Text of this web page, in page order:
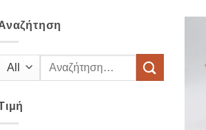
Αναζήτηση